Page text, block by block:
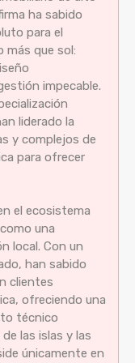
ha sabido
para el
más que sol:
impecable.
liderado la
y complejos de
para ofrecer
el ecosistema
una
local. Con un
han sabido
clientes
ofreciendo una
técnico
las islas y las
únicamente en